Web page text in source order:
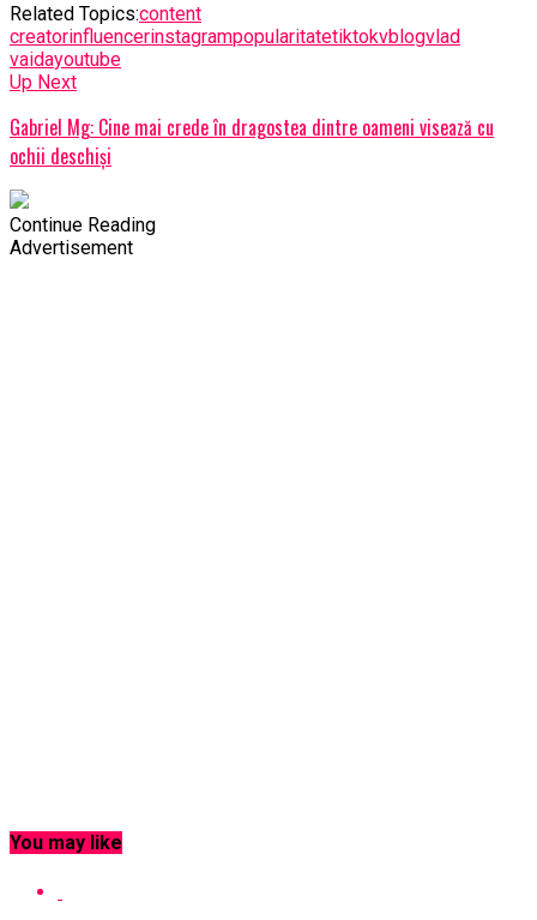
Related Topics:content
creatorinfluencerinstagrampopularitatetiktokvblogvlad
vaidayoutube
Up Next
Gabriel Mg: Cine mai crede în dragostea dintre oameni visează cu
ochii deschiși
Continue Reading
Advertisement
You may like